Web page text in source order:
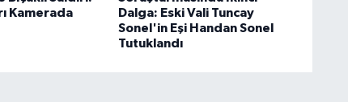
Kamerada
Dalga: Eski Vali Tuncay
Sonel'in Eşi Handan Sonel
Tutuklandı